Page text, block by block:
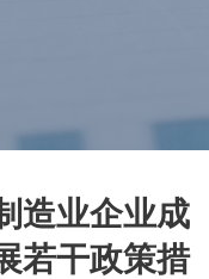
造业企业成
若干政策措